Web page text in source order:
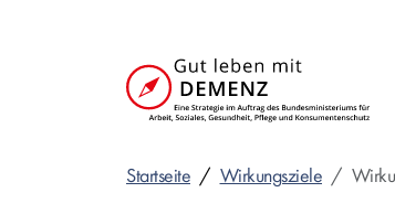
Startseite Wirkungsziele